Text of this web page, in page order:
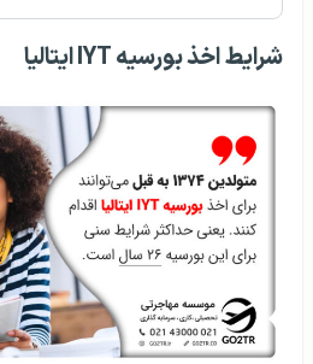
شرایط اخذ بورسیه IYT ایتالیا